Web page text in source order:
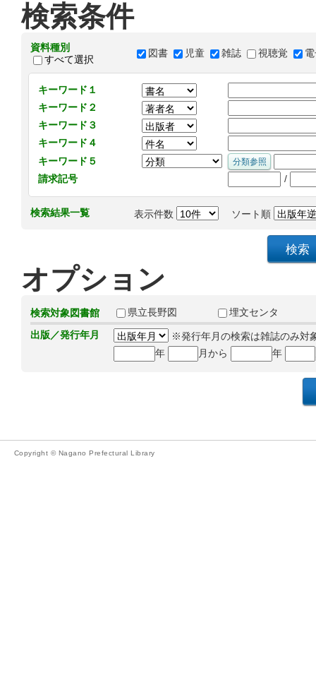
検索条件
資料種別
すべて選択
図書 児童 雑誌 視聴覚
キーワード１
キーワード２
キーワード３
キーワード４
キーワード５
請求記号
/
検索結果一覧 表示件数 ソート順
オプション
検索対象図書館 県立長野図
埋文センタ
出版／発行年月
※発行年月の検索は雑誌のみ対
年
月から 年
Copyright © Nagano Prefectural Library